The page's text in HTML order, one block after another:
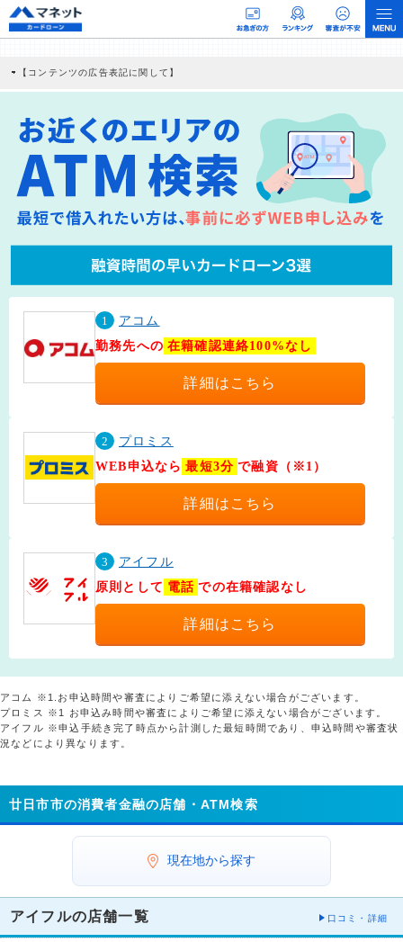
【コンテンツの広告表記に関して】
社に対して企業から紹介報酬が支払われるという収益モデルです。 ただし、特定の
商品を根拠なくPRするものではなく、当編集部の調査／ユーザーへの口コミ収集な
どに基づき、公平性を担保した情報提供を行っています。
>提携企業一覧
1
アコム
勤務先への 在籍確認連絡100%なし
詳細はこちら
2
プロミス
WEB申込なら 最短3分 で融資（※1）
詳細はこちら
3
アイフル
原則として 電話 での在籍確認なし
詳細はこちら
アコム ※1.お申込時間や審査によりご希望に添えない場合がございます。
プロミス ※1 お申込み時間や審査によりご希望に添えない場合がございます。
アイフル ※申込手続き完了時点から計測した最短時間であり、申込時間や審査状
況などにより異なります。
廿日市市の消費者金融の店舗・ATM検索
現在地から探す
アイフルの店舗一覧 口コミ・詳細